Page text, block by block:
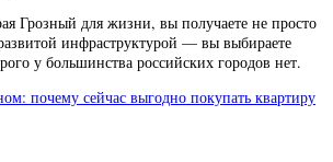
Грозный для жизни, вы получаете не просто
инфраструктурой — вы выбираете
у большинства российских городов нет.
почему сейчас выгодно покупать квартиру